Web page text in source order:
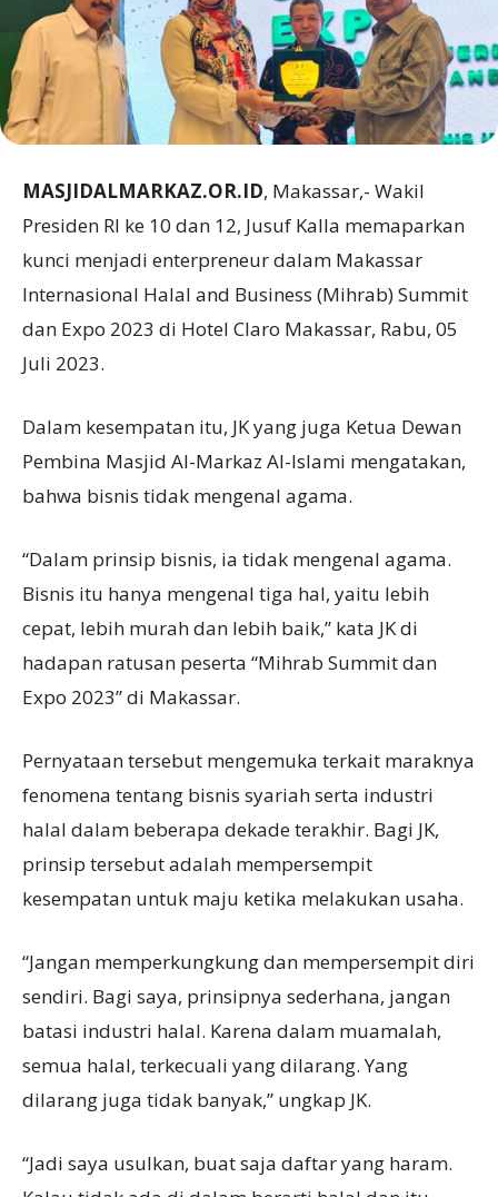
MASJIDALMARKAZ.OR.ID, Makassar,- Wakil
Presiden RI ke 10 dan 12, Jusuf Kalla memaparkan
kunci menjadi enterpreneur dalam Makassar
Internasional Halal and Business (Mihrab) Summit
dan Expo 2023 di Hotel Claro Makassar, Rabu, 05
Juli 2023.
Dalam kesempatan itu, JK yang juga Ketua Dewan
Pembina Masjid Al-Markaz Al-Islami mengatakan,
bahwa bisnis tidak mengenal agama.
“Dalam prinsip bisnis, ia tidak mengenal agama.
Bisnis itu hanya mengenal tiga hal, yaitu lebih
cepat, lebih murah dan lebih baik,” kata JK di
hadapan ratusan peserta “Mihrab Summit dan
Expo 2023” di Makassar.
Pernyataan tersebut mengemuka terkait maraknya
fenomena tentang bisnis syariah serta industri
halal dalam beberapa dekade terakhir. Bagi JK,
prinsip tersebut adalah mempersempit
kesempatan untuk maju ketika melakukan usaha.
“Jangan memperkungkung dan mempersempit diri
sendiri. Bagi saya, prinsipnya sederhana, jangan
batasi industri halal. Karena dalam muamalah,
semua halal, terkecuali yang dilarang. Yang
dilarang juga tidak banyak,” ungkap JK.
“Jadi saya usulkan, buat saja daftar yang haram.